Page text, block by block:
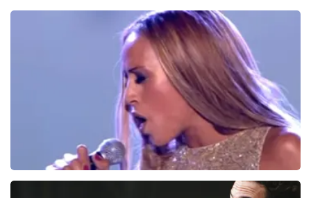
laatste 30 minuten